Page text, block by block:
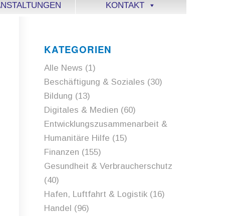
KONTAKT
KATEGORIEN
Alle News (1)
Beschäftigung & Soziales (30)
Bildung (13)
Digitales & Medien (60)
Entwicklungszusammenarbeit &
Humanitäre Hilfe (15)
Finanzen (155)
Gesundheit & Verbraucherschutz
(40)
Hafen, Luftfahrt & Logistik(16)
Handel (96)